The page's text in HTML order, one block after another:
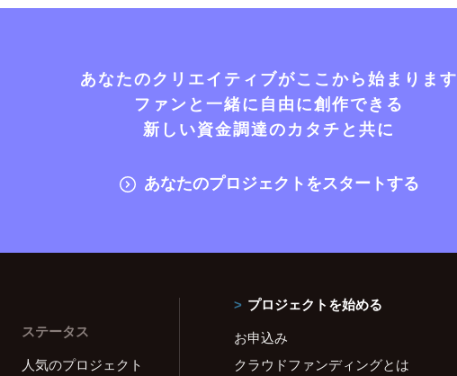
あなたのクリエイティブがここから始まります
ファンと一緒に自由に創作できる
新しい資金調達のカタチと共に
あなたのプロジェクトをスタートする
ステータス
人気のプロジェクト
プロジェクトを始める
お申込み
クラウドファンディングとは